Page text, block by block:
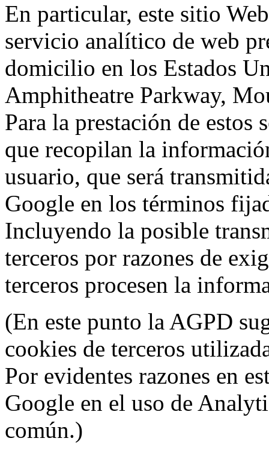
En particular, este sitio
servicio analítico de web
domicilio en los Estados
Amphitheatre Parkway,
Para la prestación de
que recopilan la
usuario, que será
Google en los términos
Incluyendo la posible
terceros por razones de
terceros procesen la
(En este punto la AGPD
cookies de terceros
Por evidentes razones en
Google en el uso de
común.)